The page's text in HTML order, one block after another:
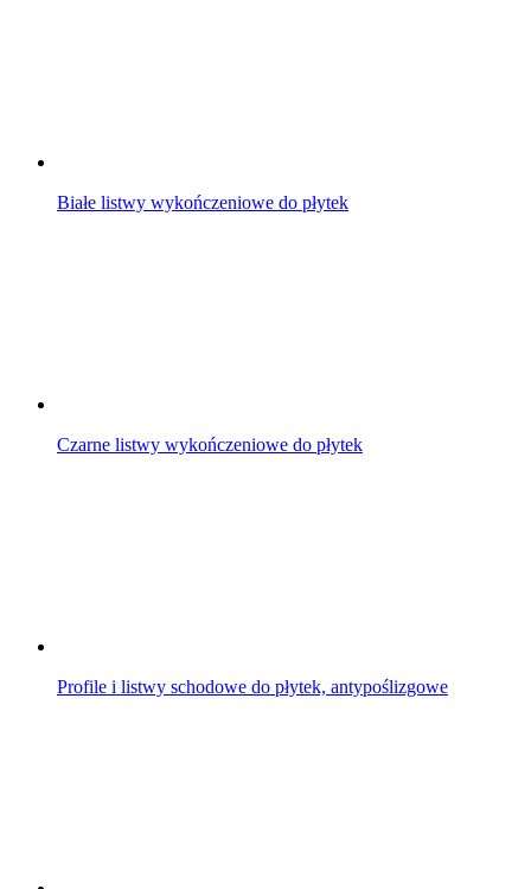
Białe listwy wykończeniowe do płytek
Czarne listwy wykończeniowe do płytek
Profile i listwy schodowe do płytek, antypoślizgowe